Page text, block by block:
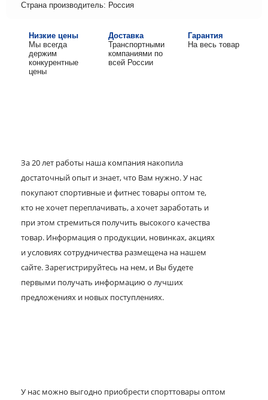
Страна производитель: Россия
Низкие цены
Мы всегда
держим
конкурентные
цены
Доставка
Транспортными
компаниями по
всей России
Гарантия
На весь товар
За 20 лет работы наша компания накопила
достаточный опыт и знает, что Вам нужно. У нас
покупают спортивные и фитнес товары оптом те,
кто не хочет переплачивать, а хочет заработать и
при этом стремиться получить высокого качества
товар. Информация о продукции, новинках, акциях
и условиях сотрудничества размещена на нашем
сайте. Зарегистрируйтесь на нем, и Вы будете
первыми получать информацию о лучших
предложениях и новых поступлениях.
У нас можно выгодно приобрести спорттовары оптом